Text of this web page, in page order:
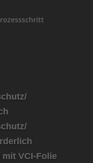
mit VCI-Folie